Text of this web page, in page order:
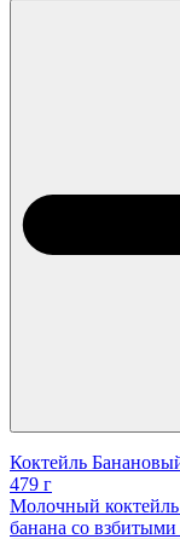
Коктейль
479 г
Молочный коктейль
банана со